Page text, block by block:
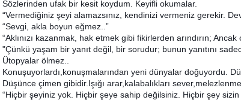
Sözlerinden ufak bir kesit koydum. Keyifli okumalar.
“Vermediğiniz şeyi alamazsınız, kendinizi vermeniz gerekir.
“Sevgi, akla boyun eğmez..”
“Aklınızı kazanmak, hak etmek gibi fikirlerden arındırın;
"Çünkü yaşam bir yanıt değil, bir sorudur; bunun yanıtını
Ütopyalar ölmez..
Konuşuyorlardı,konuşmalarından yeni dünyalar doğuyordu.
Düşünce çimen gibidir.Işığı arar,kalabalıkları
“Hiçbir şeyiniz yok. Hiçbir şeye sahip değilsiniz. Hiçbir şey